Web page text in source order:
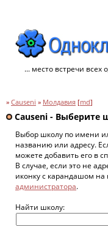
... место встречи всех
» Causeni » Молдавия [md]
Causeni - Выберите
Выбор школу по имени
названию или адресу.
можете добавить его в
В случае, если это не
иконку с карандашом
администратора.
Найти школу: